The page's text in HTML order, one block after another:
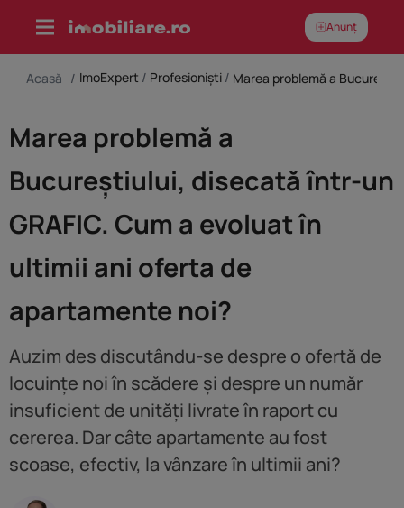
content
Anunț
Acasă / ImoExpert / Profesioniști /
Marea problemă a
Bucureștiului, disecată într-un
GRAFIC. Cum a evoluat în
ultimii ani oferta de
apartamente noi?
Auzim des discutându-se despre o ofertă de
locuințe noi în scădere și despre un număr
insuficient de unități livrate în raport cu
cererea. Dar câte apartamente au fost
scoase, efectiv, la vânzare în ultimii ani?